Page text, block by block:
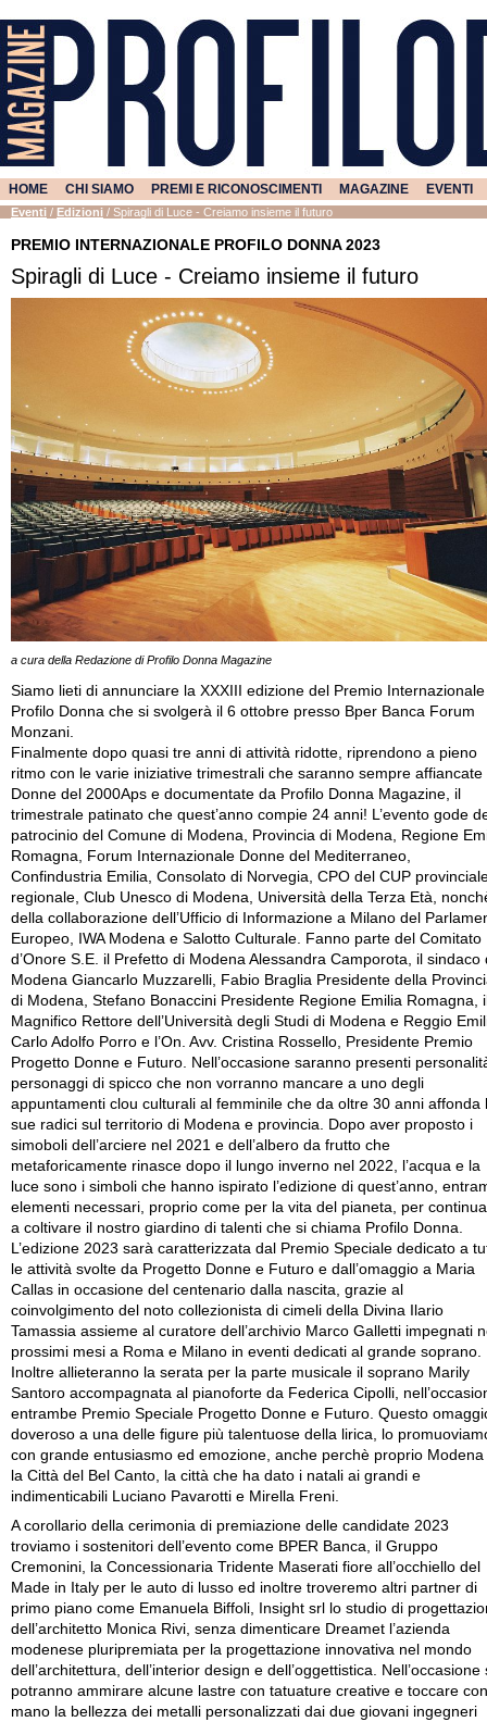
HOME CHI SIAMO PREMI E RICONOSCIMENTI MAGAZINE EVENTI
Eventi / Edizioni / Spiragli di Luce - Creiamo insieme il futuro
PREMIO INTERNAZIONALE PROFILO DONNA 2023
Spiragli di Luce - Creiamo insieme il futuro
a cura della Redazione di Profilo Donna Magazine
Siamo lieti di annunciare la XXXIII edizione del Premio Internazionale
Profilo Donna che si svolgerà il 6 ottobre presso Bper Banca Forum
Monzani.
Finalmente dopo quasi tre anni di attività ridotte, riprendono a pieno
ritmo con le varie iniziative trimestrali che saranno sempre affiancate
Donne del 2000Aps e documentate da Profilo Donna Magazine, il
trimestrale patinato che quest’anno compie 24 anni! L’evento gode
patrocinio del Comune di Modena, Provincia di Modena, Regione
Romagna, Forum Internazionale Donne del Mediterraneo,
Confindustria Emilia, Consolato di Norvegia, CPO del CUP
regionale, Club Unesco di Modena, Università della Terza Età,
della collaborazione dell’Ufficio di Informazione a Milano del
Europeo, IWA Modena e Salotto Culturale. Fanno parte del Comitato
d’Onore S.E. il Prefetto di Modena Alessandra Camporota, il sindaco
Modena Giancarlo Muzzarelli, Fabio Braglia Presidente della
di Modena, Stefano Bonaccini Presidente Regione Emilia Romagna,
Magnifico Rettore dell’Università degli Studi di Modena e Reggio
Carlo Adolfo Porro e l’On. Avv. Cristina Rossello, Presidente Premio
Progetto Donne e Futuro. Nell’occasione saranno presenti
personaggi di spicco che non vorranno mancare a uno degli
appuntamenti clou culturali al femminile che da oltre 30 anni affonda
sue radici sul territorio di Modena e provincia. Dopo aver proposto i
simoboli dell’arciere nel 2021 e dell’albero da frutto che
metaforicamente rinasce dopo il lungo inverno nel 2022, l’acqua e la
luce sono i simboli che hanno ispirato l’edizione di quest’anno,
elementi necessari, proprio come per la vita del pianeta, per
a coltivare il nostro giardino di talenti che si chiama Profilo Donna.
L’edizione 2023 sarà caratterizzata dal Premio Speciale dedicato a
le attività svolte da Progetto Donne e Futuro e dall’omaggio a Maria
Callas in occasione del centenario dalla nascita, grazie al
coinvolgimento del noto collezionista di cimeli della Divina Ilario
Tamassia assieme al curatore dell’archivio Marco Galletti impegnati
prossimi mesi a Roma e Milano in eventi dedicati al grande soprano.
Inoltre allieteranno la serata per la parte musicale il soprano Marily
Santoro accompagnata al pianoforte da Federica Cipolli,
entrambe Premio Speciale Progetto Donne e Futuro. Questo
doveroso a una delle figure più talentuose della lirica, lo
con grande entusiasmo ed emozione, anche perchè proprio Modena
la Città del Bel Canto, la città che ha dato i natali ai grandi e
indimenticabili Luciano Pavarotti e Mirella Freni.
A corollario della cerimonia di premiazione delle candidate 2023
troviamo i sostenitori dell’evento come BPER Banca, il Gruppo
Cremonini, la Concessionaria Tridente Maserati fiore all’occhiello del
Made in Italy per le auto di lusso ed inoltre troveremo altri partner di
primo piano come Emanuela Biffoli, Insight srl lo studio di
dell’architetto Monica Rivi, senza dimenticare Dreamet l’azienda
modenese pluripremiata per la progettazione innovativa nel mondo
dell’architettura, dell’interior design e dell’oggettistica. Nell’occasione
potranno ammirare alcune lastre con tatuature creative e toccare con
mano la bellezza dei metalli personalizzati dai due giovani ingegneri